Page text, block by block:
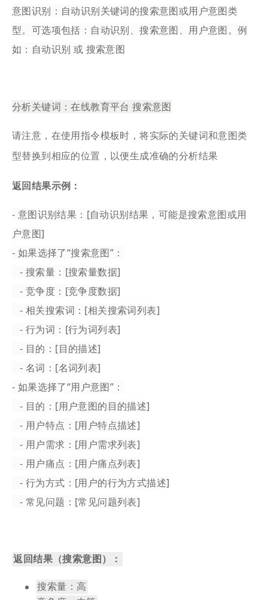
意图识别：自动识别关键词的搜索意图或用户意图类
型。可选项包括：自动识别、搜索意图、用户意图。例
如：自动识别 或 搜索意图
分析关键词：在线教育平台 搜索意图
请注意，在使用指令模板时，将实际的关键词和意图类
型替换到相应的位置，以便生成准确的分析结果
返回结果示例：
- 意图识别结果：[自动识别结果，可能是搜索意图或用
户意图]
- 如果选择了“搜索意图”：
- 搜索量：[搜索量数据]
- 竞争度：[竞争度数据]
- 相关搜索词：[相关搜索词列表]
- 行为词：[行为词列表]
- 目的：[目的描述]
- 名词：[名词列表]
- 如果选择了“用户意图”：
- 目的：[用户意图的目的描述]
- 用户特点：[用户特点描述]
- 用户需求：[用户需求列表]
- 用户痛点：[用户痛点列表]
- 行为方式：[用户的行为方式描述]
- 常见问题：[常见问题列表]
返回结果（搜索意图）：
搜索量：高